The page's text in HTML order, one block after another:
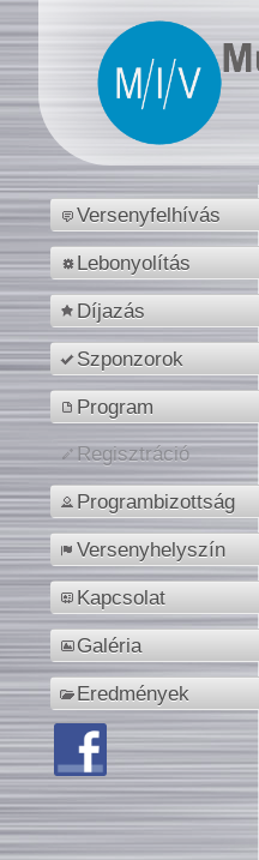
Versenyfelhívás
Lebonyolítás
Díjazás
Szponzorok
Program
Regisztráció
Programbizottság
Versenyhelyszín
Kapcsolat
Galéria
Eredmények